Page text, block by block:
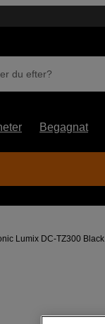
du efter?
Begagnat
Lumix DC-TZ300 Black